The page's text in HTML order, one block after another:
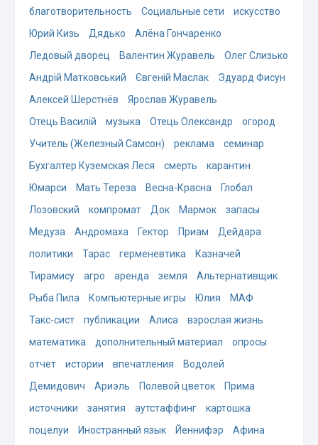
благотворительность
Социальные сети
искусство
Юрий Кизь
Дядько
Алёна Гончаренко
Ледовый дворец
Валентин Журавель
Олег Слизько
Андрій Матковський
Євгеній Маслак
Эдуард Фисун
Алексей Шерстнёв
Ярослав Журавель
Отець Василій
музыка Отець Олександр
огород
Учитель (Железный Самсон)
реклама
семинар
Бухгалтер Куземская Леся
смерть
карантин
Юмарси
Мать Тереза Весна-Красна
Глобал
Лозовский
компромат Док Мармок
запасы
Медуза
Андромаха Гектор Приам
Дейдара
политики
Тарас герменевтика
Казначей
Тирамису
агро аренда земля
Альтернативщик
Рыба Пила
Компьютерные игры Юлия
МАФ
Такс-сист
публикации Алиса
взрослая жизнь
математика
дополнительный материал
опросы
отчет
истории впечатления
Водолей
Демидович
Ариэль Полевой цветок
Прима
источники
занятия аутстаффинг
картошка
поцелуи
Иностранный язык Йеннифэр
Афина